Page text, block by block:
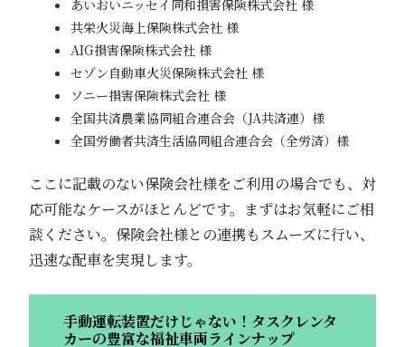
あいおいニッセイ同和損害保険株式会社 様
共栄火災海上保険株式会社 様
AIG損害保険株式会社 様
セゾン自動車火災保険株式会社 様
ソニー損害保険株式会社 様
全国共済農業協同組合連合会（JA共済連）様
全国労働者共済生活協同組合連合会（全労済）様
ここに記載のない保険会社様をご利用の場合でも、対
応可能なケースがほとんどです。まずはお気軽にご相
談ください。保険会社様との連携もスムーズに行い、
迅速な配車を実現します。
手動運転装置だけじゃない！タスクレンタ
カーの豊富な福祉車両ラインナップ